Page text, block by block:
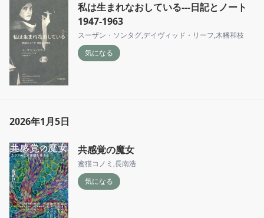
私は生まれなおしている---日記とノート
1947-1963
スーザン・ソンタグ,デイヴィッド・リーフ,木幡和枝
気になる
2026年1月5日
共感覚の魔女
蜜猫コノミ ,長南浩
気になる